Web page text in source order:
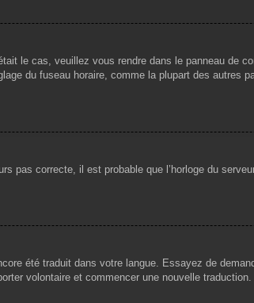
le cas, veuillez vous rendre dans le panneau de
du fuseau horaire, comme la plupart des autres
pas correcte, il est probable que l’horloge du
été traduit dans votre langue. Essayez de
volontaire et commencer une nouvelle